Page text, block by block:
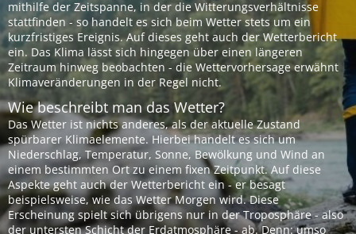
mithilfe der Zeitspanne, in der die Witterungsverhältnisse
stattfinden - so handelt es sich beim Wetter stets um ein
kurzfristiges Ereignis. Auf dieses geht auch der Wetterbericht
ein. Das Klima lässt sich hingegen über einen längeren
Zeitraum hinweg beobachten - die Wettervorhersage erwähnt
Klimaveränderungen in der Regel nicht.
Wie beschreibt man das Wetter?
Das Wetter ist nichts anderes, als der aktuelle Zustand
spürbarer Klimaelemente. Hierbei handelt es sich um
Niederschlag, Temperatur, Sonne, Bewölkung und Wind an
einem bestimmten Ort zu einem fixen Zeitpunkt. Auf diese
Aspekte geht auch der Wetterbericht ein - er besagt
beispielsweise, wie das Wetter Morgen wird. Diese
Erscheinung spielt sich übrigens nur in der Troposphäre - also
der untersten Schicht der Erdatmosphäre - ab. Denn: umso